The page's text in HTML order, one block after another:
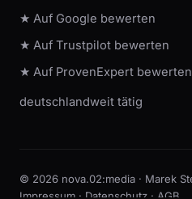
★ Auf Google bewerten
★ Auf Trustpilot bewerten
★ Auf ProvenExpert bewerten
deutschlandweit tätig
© 2026 nova.02:media · Marek
Impressum · Datenschutz · AGB